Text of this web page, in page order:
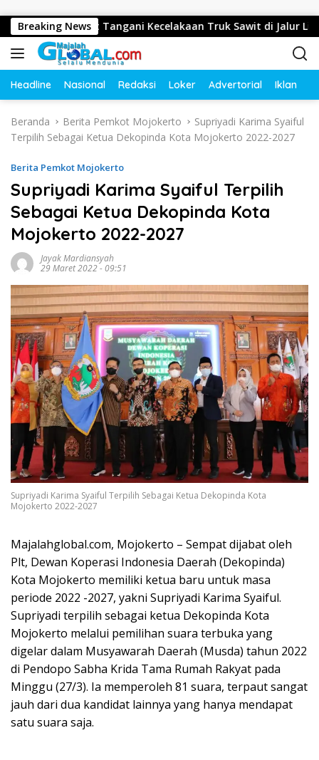
Breaking News
Gerak Cepat Tangani Kecelakaan Truk Sawit di Jalur Lintas
Headline Nasional Redaksi Loker Advertorial Iklan
Beranda Berita Pemkot Mojokerto
Supriyadi Karima Syaiful
Terpilih Sebagai Ketua Dekopinda Kota Mojokerto 2022-2027
Berita Pemkot Mojokerto
Supriyadi Karima Syaiful Terpilih
Sebagai Ketua Dekopinda Kota
Mojokerto 2022-2027
Jayak Mardiansyah
29 Maret 2022 - 09:51
Supriyadi Karima Syaiful Terpilih Sebagai Ketua Dekopinda Kota
Mojokerto 2022-2027
Majalahglobal.com, Mojokerto – Sempat dijabat oleh
Plt, Dewan Koperasi Indonesia Daerah (Dekopinda)
Kota Mojokerto memiliki ketua baru untuk masa
periode 2022 -2027, yakni Supriyadi Karima Syaiful.
Supriyadi terpilih sebagai ketua Dekopinda Kota
Mojokerto melalui pemilihan suara terbuka yang
digelar dalam Musyawarah Daerah (Musda) tahun 2022
di Pendopo Sabha Krida Tama Rumah Rakyat pada
Minggu (27/3). Ia memperoleh 81 suara, terpaut sangat
jauh dari dua kandidat lainnya yang hanya mendapat
satu suara saja.